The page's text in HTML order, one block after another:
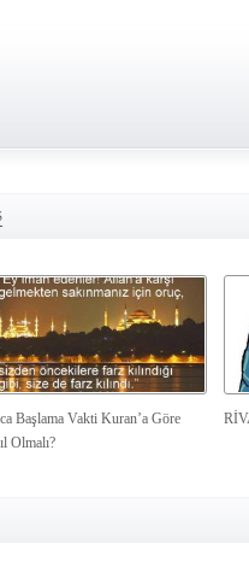
Başlama Vakti Kuran’a Göre
Olmalı?